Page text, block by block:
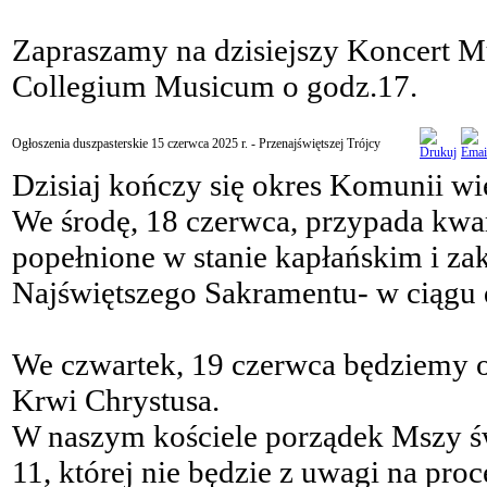
Zapraszamy na dzisiejszy Koncert
Collegium Musicum o godz.17.
Ogłoszenia duszpasterskie 15 czerwca 2025 r. - Przenajświętszej Trójcy
Dzisiaj kończy się okres Komunii
We środę, 18 czerwca, przypada
popełnione w stanie kapłańskim i
Najświętszego Sakramentu- w
We czwartek, 19 czerwca będziemy
Krwi Chrystusa.
W naszym kościele porządek Mszy
11, której nie będzie z uwagi na